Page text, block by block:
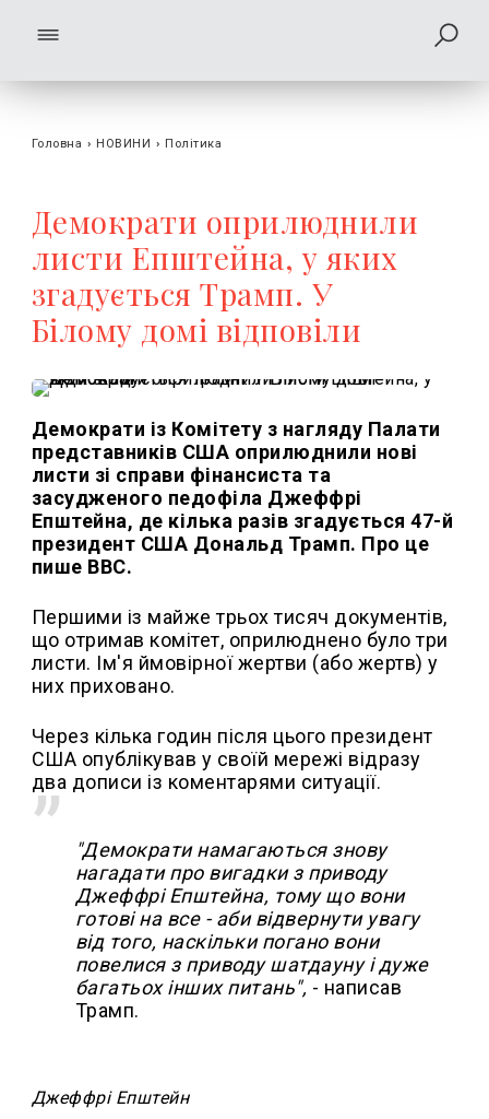
Головна › НОВИНИ › Політика
Демократи оприлюднили
листи Епштейна, у яких
згадується Трамп. У
Білому домі відповіли
Демократи із Комітету з нагляду Палати
представників США оприлюднили нові
листи зі справи фінансиста та
засудженого педофіла Джеффрі
Епштейна, де кілька разів згадується 47-й
президент США Дональд Трамп. Про це
пише ВВС.
Першими із майже трьох тисяч документів,
що отримав комітет, оприлюднено було три
листи. Ім'я ймовірної жертви (або жертв) у
них приховано.
Через кілька годин після цього президент
США опублікував у своїй мережі відразу
два дописи із коментарями ситуації.
"Демократи намагаються знову
нагадати про вигадки з приводу
Джеффрі Епштейна, тому що вони
готові на все - аби відвернути увагу
від того, наскільки погано вони
повелися з приводу шатдауну і дуже
багатьох інших питань", - написав
Трамп.
Джеффрі Епштейн